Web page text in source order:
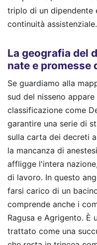
triplo di un dipendente
continuità assistenziale.
La geografia del
nate e promesse
Se guardiamo alla
sud del nisseno
classificazione come
garantire una serie di
sulla carta dei decreti
la mancanza di
affligge l'intera
di lavoro. In questo
farsi carico di un
comprende anche i
Ragusa e Agrigento. È
trattato come una